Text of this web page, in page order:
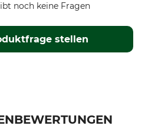
stellen
noch keine Fragen